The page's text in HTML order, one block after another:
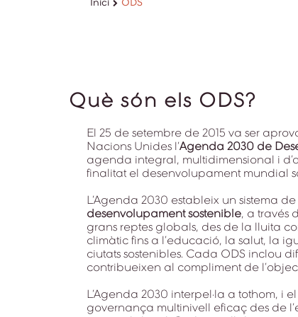
Què són els ODS?
El 25 de setembre de 2015 va ser
Nacions Unides l’Agenda 2030 de
agenda integral, multidimensional i
finalitat el desenvolupament mundial
L’Agenda 2030 estableix un sistema de
desenvolupament sostenible, a través
grans reptes globals, des de la lluita
climàtic fins a l’educació, la salut, la
ciutats sostenibles. Cada ODS inclou
contribueixen al compliment de
L’Agenda 2030 interpel·la a tothom, i
governança multinivell eficaç des de